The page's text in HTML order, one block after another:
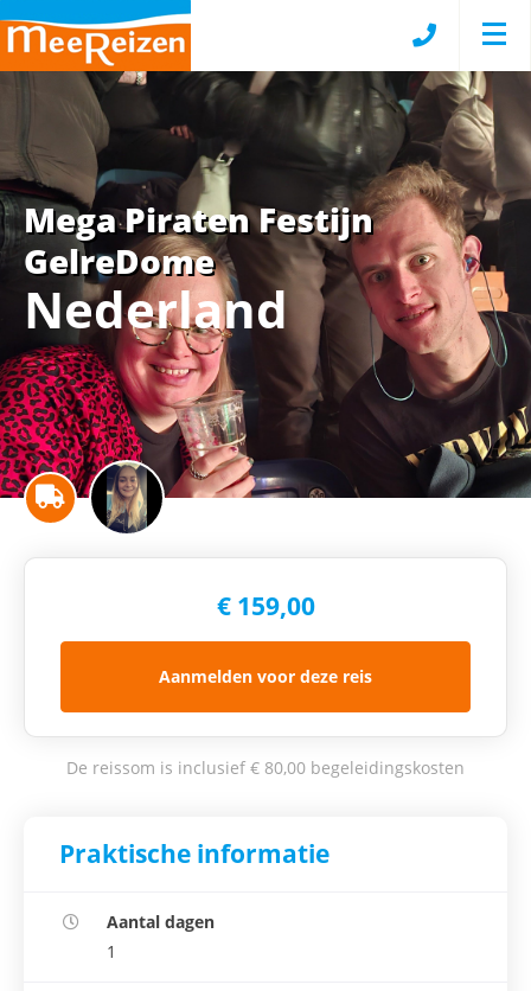
Mega Piraten Festijn
GelreDome
Nederland
€ 159,00
Aanmelden voor deze reis
De reissom is inclusief € 80,00 begeleidingskosten
Praktische informatie
Aantal dagen
1